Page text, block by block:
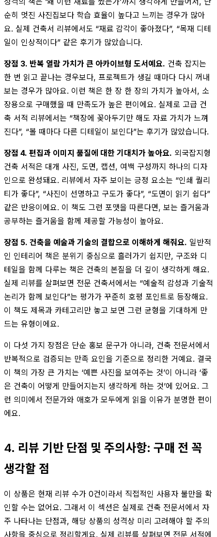
순히 멋진 사진집보다 학습 효율이 높다고 느끼는 경우가 많아
요. 실제 건축서 리뷰에서도 “재료 감각이 좋아졌다”, “목재 디테
일이 인상적이다” 같은 후기가 많았습니다.
장점 3. 반복 열람 가치가 큰 아카이브형 도서예요. 건축 잡지는
한 번 읽고 끝나는 경우보다, 프로젝트가 생길 때마다 다시 꺼내
보는 경우가 많아요. 이런 책은 한 장 한 장의 가치가 높아서, 소
장용으로 구매했을 때 만족도가 높은 편이에요. 실제로 고급 건
축 서적 리뷰에서는 “책장에 꽂아두기만 해도 자료 가치가 느껴
진다”, “볼 때마다 다른 디테일이 보인다”는 후기가 많았습니다.
장점 4. 편집과 이미지 품질에 대한 기대치가 높아요. 외국잡지형
건축 서적은 대개 사진, 도면, 캡션, 여백 구성까지 하나의 디자
인으로 완성돼요. 리뷰에서 자주 보이는 긍정 요소는 “인쇄 퀄리
티가 좋다”, “사진이 선명하고 구도가 좋다”, “도면이 읽기 쉽다”
같은 반응이에요. 이 책도 그런 포맷을 따른다면, 보는 즐거움과
공부하는 즐거움을 함께 제공할 가능성이 높아요.
장점 5. 건축을 예술과 기술의 결합으로 이해하게 해줘요. 일반적
인 인테리어 책은 분위기 중심으로 흘러가기 쉽지만, 구조와 디
테일을 함께 다루는 책은 건축의 본질을 더 깊이 생각하게 해요.
실제 리뷰를 살펴보면 전문 건축서에서는 “예술적 감성과 기술적
논리가 함께 보인다”는 평가가 꾸준히 호평 포인트로 등장해요.
이 책도 제목과 카테고리만 놓고 보면 그런 균형을 기대하게 만
드는 유형이에요.
이 다섯 가지 장점은 단순 홍보 문구가 아니라, 건축 전문서에서
반복적으로 검증되는 만족 요인을 기준으로 정리한 거예요. 결국
이 책의 가장 큰 가치는 ‘예쁜 사진을 보여주는 것’이 아니라 ‘좋
은 건축이 어떻게 만들어지는지 생각하게 하는 것’에 있어요. 그
런 의미에서 전문가와 애호가 모두에게 읽을 이유가 분명한 편이
에요.
4. 리뷰 기반 단점 및 주의사항: 구매 전 꼭
생각할 점
이 상품은 현재 리뷰 수가 0건이라서 직접적인 사용자 불만을 확
인할 수는 없어요. 그래서 이 섹션은 실제로 건축 전문서에서 자
주 나타나는 단점과, 해당 상품의 성격상 미리 고려해야 할 주의
사항을 중심으로 정리할게요. 실제 리뷰를 살펴보면 전문 서적에